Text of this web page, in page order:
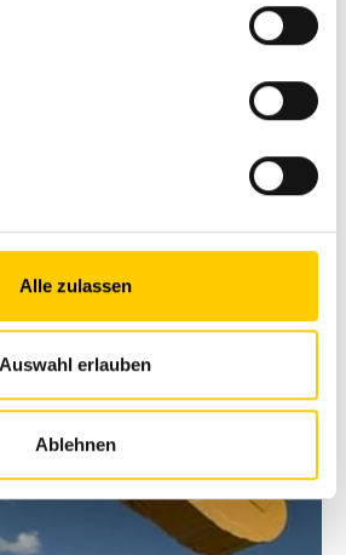
Alle zulassen
Auswahl erlauben
Ablehnen
tutta sicurezza
di noi: anche dopo l'acquisto della
ispezionata, siamo a vostra
macchina. Con una garanzia
Contattateci